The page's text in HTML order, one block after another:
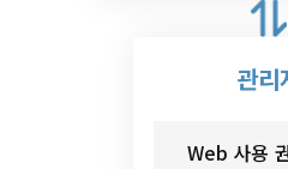
관리
Web 사용